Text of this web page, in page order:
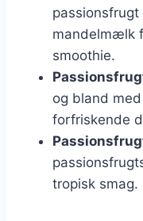
mandelmælk
smoothie.
og bland
forfriskende
tropisk smag.